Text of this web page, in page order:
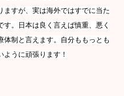
すが、実は海外ではすでに当た
。日本は良く言えば慎重、悪く
制と言えます。自分ももっとも
うに頑張ります！